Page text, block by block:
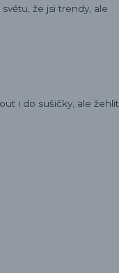
že jsi trendy, ale
i do sušičky, ale žehlit